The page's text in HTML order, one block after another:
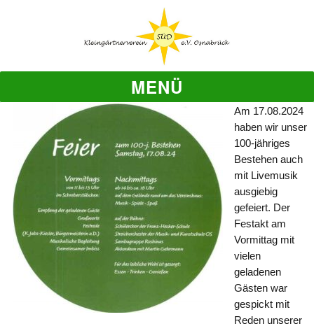
MENÜ
Am 17.08.2024
haben wir unser
100-jähriges
Bestehen auch
mit Livemusik
ausgiebig
gefeiert. Der
Festakt am
Vormittag mit
vielen
geladenen
Gästen war
gespickt mit
Reden unserer